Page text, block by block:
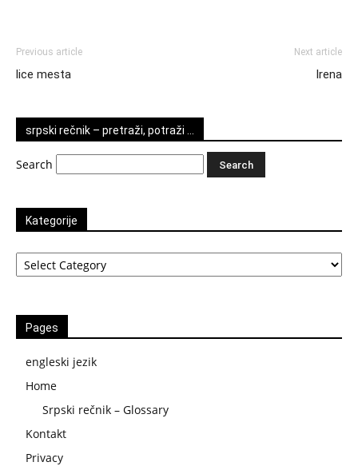
Previous article
lice mesta
Next article
Irena
srpski rečnik – pretraži, potraži …
Search
Kategorije
Kategorije
Pages
engleski jezik
Home
Srpski rečnik – Glossary
Kontakt
Privacy